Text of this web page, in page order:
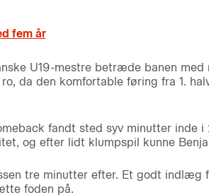
fem år
U19-mestre betræde banen
da den komfortable føring fra 1.
fandt sted syv minutter inde i
og efter lidt klumpspil kunne
tre minutter efter. Et godt
foden på.